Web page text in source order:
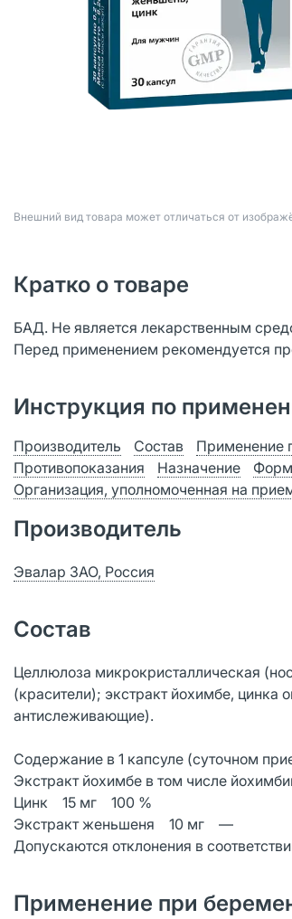
Bнешний вид товара может отличаться от
Кратко о товаре
БАД. Не является лекарственным
Перед применением рекомендуется
Инструкция по
Производитель Состав Применение
Противопоказания
Назначение
Организация, уполномоченная на
Производитель
Эвалар ЗАО, Россия
Состав
Целлюлоза микрокристаллическая
(красители); экстракт йохимбе,
антислеживающие).
Содержание в 1 капсуле (суточном
Экстракт йохимбе в том числе
Цинк 15 мг 100 %
Экстракт женьшеня 10 мг —
Допускаются отклонения в
Применение при